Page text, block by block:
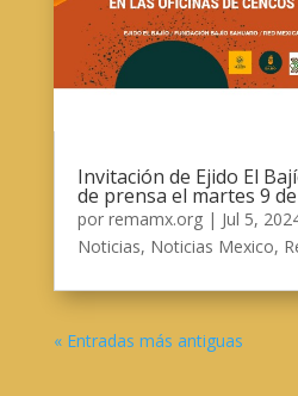
Invitación de Ejido El
de prensa el martes 9
por remamx.org| Jul 5,
Noticias, Noticias Mexico,
« Entradas más antiguas